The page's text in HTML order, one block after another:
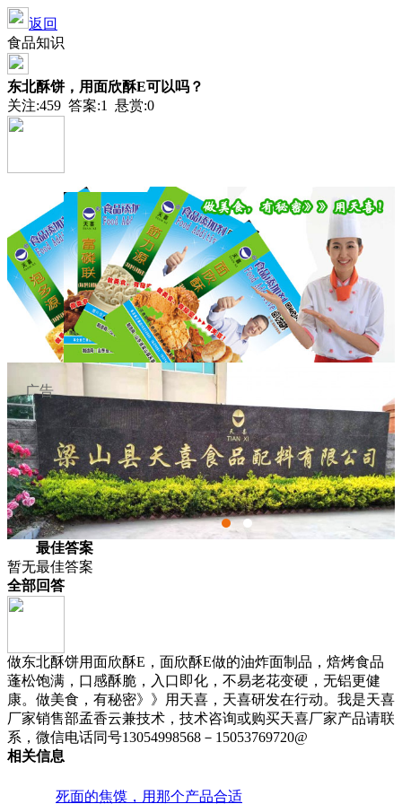
返回
食品知识
东北酥饼，用面欣酥E可以吗？
关注:459 答案:1 悬赏:0
已关闭匿名
2021-08-25 15:35
广告
最佳答案
暂无最佳答案
全部回答
1楼
mengxiangyun
2021-12-10 14:17
做东北酥饼用面欣酥E，面欣酥E做的油炸面制品，焙烤食品
蓬松饱满，口感酥脆，入口即化，不易老花变硬，无铝更健
康。做美食，有秘密》》用天喜，天喜研发在行动。我是天喜
厂家销售部孟香云兼技术，技术咨询或购买天喜厂家产品请联
系，微信电话同号13054998568－15053769720@
相关信息
死面的焦馍，用那个产品合适